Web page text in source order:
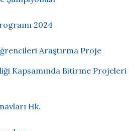
2024
Araştırma Proje
Kapsamında Bitirme Projeleri
Hk.